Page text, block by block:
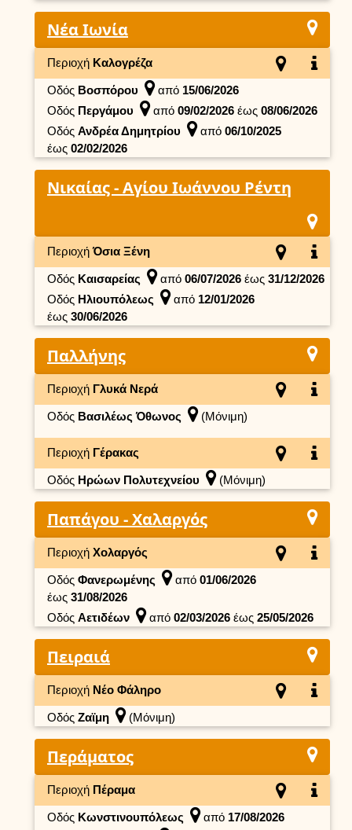
Νέα Ιωνία
Περιοχή Καλογρέζα
Οδός Βοσπόρου από 15/06/2026
Οδός Περγάμου από 09/02/2026 έως 08/06/2026
Οδός Ανδρέα Δημητρίου από 06/10/2025
έως 02/02/2026
Νικαίας - Αγίου Ιωάννου Ρέντη
ΠεριοχήΌσια Ξένη
Οδός Καισαρείας από 06/07/2026 έως 31/12/2026
Οδός Ηλιουπόλεως από 12/01/2026
έως 30/06/2026
Παλλήνης
Περιοχή Γλυκά Νερά
Οδός Βασιλέως Όθωνος (Μόνιμη)
Περιοχή Γέρακας
Οδός Ηρώων Πολυτεχνείου (Μόνιμη)
Παπάγου - Χαλαργός
Περιοχή Χολαργός
Οδός Φανερωμένης από 01/06/2026
έως 31/08/2026
Οδός Αετιδέων από 02/03/2026 έως 25/05/2026
Πειραιά
Περιοχή Νέο Φάληρο
Οδός Ζαϊμη (Μόνιμη)
Περάματος
Περιοχή Πέραμα
Οδός Κωνστινουπόλεως από 17/08/2026